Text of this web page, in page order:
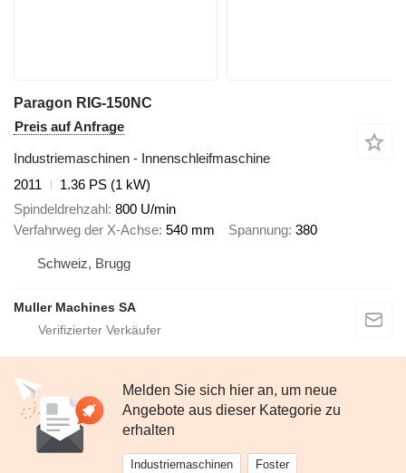
Paragon RIG-150NC
Preis auf Anfrage
Industriemaschinen - Innenschleifmaschine
2011
1.36 PS (1 kW)
Spindeldrehzahl 800 U/min
Verfahrweg der X-Achse 540 mm Spannung 380
Schweiz, Brugg
Muller Machines SA
Melden Sie sich hier an, um neue
Angebote aus dieser Kategorie zu
erhalten
Industriemaschinen Foster